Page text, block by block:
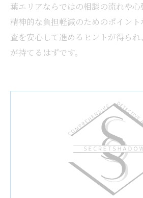
葉エリアならではの相談の流れや心
精神的な負担軽減のためのポイン
査を安心して進めるヒントが得ら
が持てるはずです。